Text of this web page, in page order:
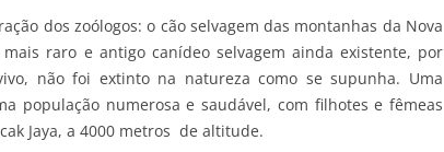
dos zoólogos: o cão selvagem das montanhas da Nova
mais raro e antigo canídeo selvagem ainda existente, por
não foi extinto na natureza como se supunha. Uma
população numerosa e saudável, com filhotes e fêmeas
Jaya, a 4000 metros de altitude.